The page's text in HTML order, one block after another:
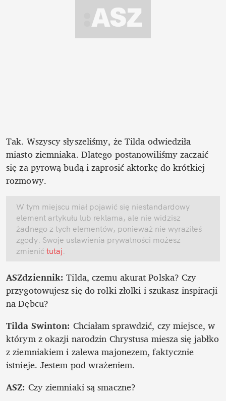
Tak. Wszyscy słyszeliśmy, że Tilda odwiedziła
miasto ziemniaka. Dlatego postanowiliśmy zaczaić
się za pyrową budą i zaprosić aktorkę do krótkiej
rozmowy.
W tym miejscu miał pojawić się niestandardowy
element artykułu lub reklama, ale nie widzisz
żadnego z tych elementów, ponieważ nie wyraziłeś
zgody. Swoje ustawienia prywatności możesz
zmienić tutaj.
ASZdziennik: Tilda, czemu akurat Polska? Czy
przygotowujesz się do rolki złolki i szukasz inspiracji
na Dębcu?
Tilda Swinton: Chciałam sprawdzić, czy miejsce, w
którym z okazji narodzin Chrystusa miesza się jabłko
z ziemniakiem i zalewa majonezem, faktycznie
istnieje. Jestem pod wrażeniem.
ASZ: Czy ziemniaki są smaczne?